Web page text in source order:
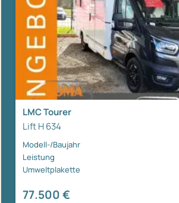
LMC Tourer
Lift H 634
Modell-/Baujahr
Leistung
Umweltplakette
77.500 €